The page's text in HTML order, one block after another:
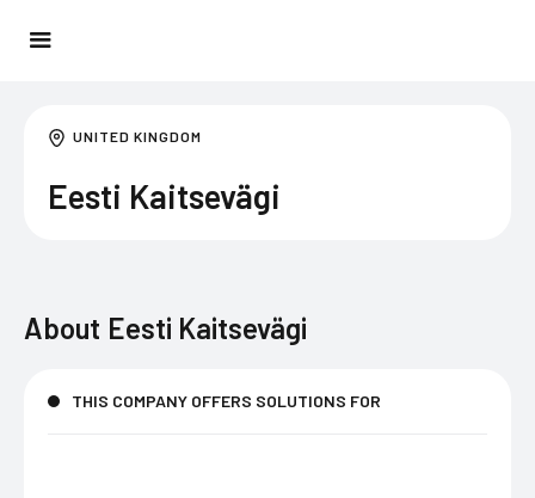
UNITED KINGDOM
Eesti Kaitsevägi
About Eesti Kaitsevägi
THIS COMPANY OFFERS SOLUTIONS FOR